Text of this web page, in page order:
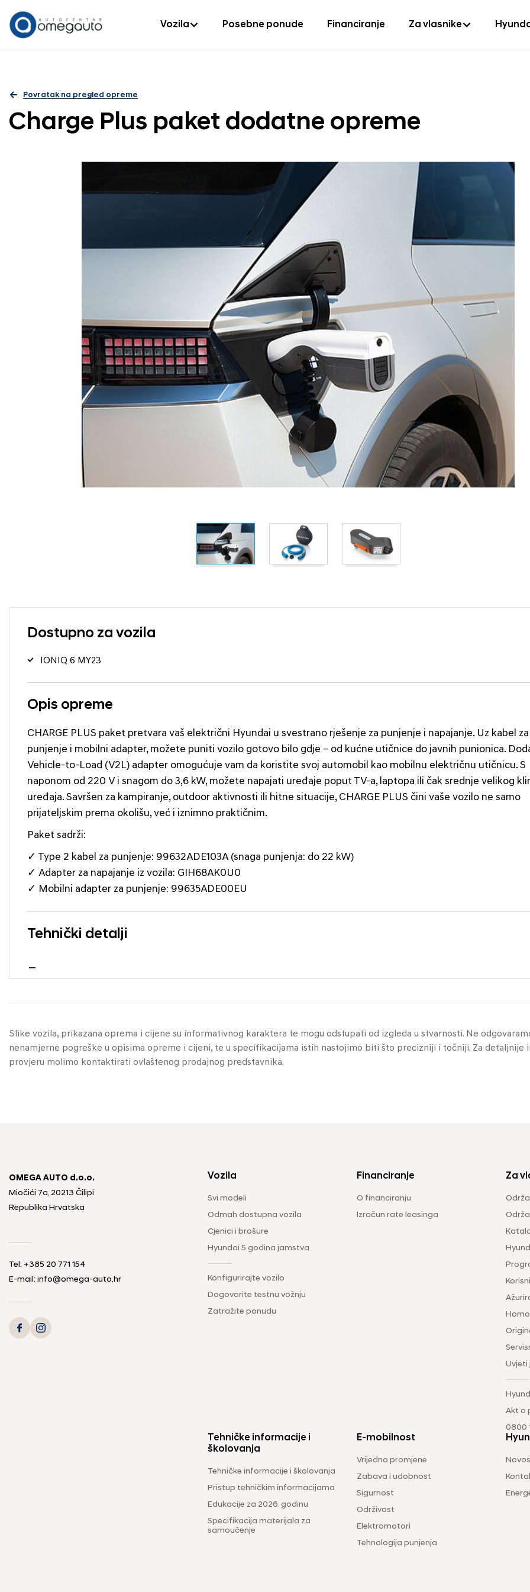
Vozila Posebne ponude Financiranje Za vlasnike
Povratak na pregled opreme
Charge Plus paket dodatne opreme
Dostupno za vozila
IONIQ 6 MY23
Opis opreme
CHARGE PLUS paket pretvara vaš električni Hyundai u svestrano rješenje za punjenje i napajanje. Uz kabel za
punjenje i mobilni adapter, možete puniti vozilo gotovo bilo gdje – od kućne utičnice do javnih punionica.
Vehicle-to-Load (V2L) adapter omogućuje vam da koristite svoj automobil kao mobilnu električnu utičnicu. S
naponom od 220 V i snagom do 3,6 kW, možete napajati uređaje poput TV-a, laptopa ili čak srednje velikog
uređaja. Savršen za kampiranje, outdoor aktivnosti ili hitne situacije, CHARGE PLUS čini vaše vozilo ne samo
prijateljskim prema okolišu, već i iznimno praktičnim.
Paket sadrži:
✓ Type 2 kabel za punjenje: 99632ADE103A (snaga punjenja: do 22 kW)
✓ Adapter za napajanje iz vozila: GIH68AK0U0
✓ Mobilni adapter za punjenje: 99635ADE00EU
Tehnički detalji
Slike vozila, prikazana oprema i cijene su informativnog karaktera te mogu odstupati od izgleda u stvarnosti. Ne
nenamjerne pogreške u opisima opreme i cijeni, te u specifikacijama istih nastojimo biti što precizniji i točniji. Za detaljnije
provjeru molimo kontaktirati ovlaštenog prodajnog predstavnika.
OMEGA AUTO d.o.o.
Miočići 7a, 20213 Čilipi
Republika Hrvatska
Tel: +385 20 771 154
E-mail: info@omega-auto.hr
Vozila
Svi modeli
Odmah dostupna vozila
Cjenici i brošure
Hyundai 5 godina jamstva
Konfigurirajte vozilo
Dogovorite testnu vožnju
Zatražite ponudu
Financiranje
O financiranju
Izračun rate leasinga
Za
Uvjeti
Akt o
0800
Tehničke informacije i
školovanja
Tehničke informacije i školovanja
Pristup tehničkim informacijama
Edukacije za 2026. godinu
Specifikacija materijala za
samoučenje
E-mobilnost
Vrijedno promjene
Zabava i udobnost
Sigurnost
Održivost
Elektromotori
Tehnologija punjenja